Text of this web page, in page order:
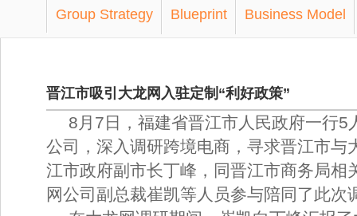
Group Strategy Blueprint Business Model
晋江市吸引大龙网入驻定制“利好政策”
8月7日，福建省晋江市人民政府一行5
公司，深入调研跨境电商，寻求晋江市与
江市政府副市长丁峰，同晋江市商务局相
网公司副总裁崔凯等人员参与陪同了此次